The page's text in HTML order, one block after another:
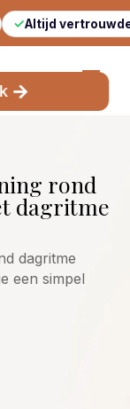
gezichten
rond
dagritme
dagritme
een simpel